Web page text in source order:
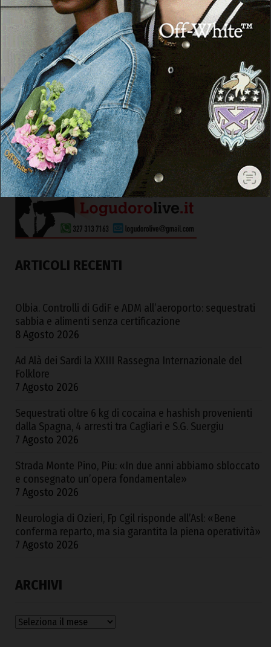
ARTICOLI RECENTI
Olbia. Controlli di GdiF e ADM all’aeroporto: sequestrati
sabbia e alimenti senza certificazione
8 Agosto 2026
Ad Alà dei Sardi la XXIII Rassegna Internazionale del
Folklore
7 Agosto 2026
Sequestrati oltre 6 kg di cocaina e hashish provenienti
dalla Spagna, 4 arresti tra Cagliari e S.G. Suergiu
7 Agosto 2026
Strada Monte Pino, Piu: «In due anni abbiamo sbloccato
e consegnato un’opera fondamentale»
7 Agosto 2026
Neurologia di Ozieri, Fp Cgil risponde all’Asl: «Bene
conferma reparto, ma sia garantita la piena operatività»
7 Agosto 2026
ARCHIVI
Archivi